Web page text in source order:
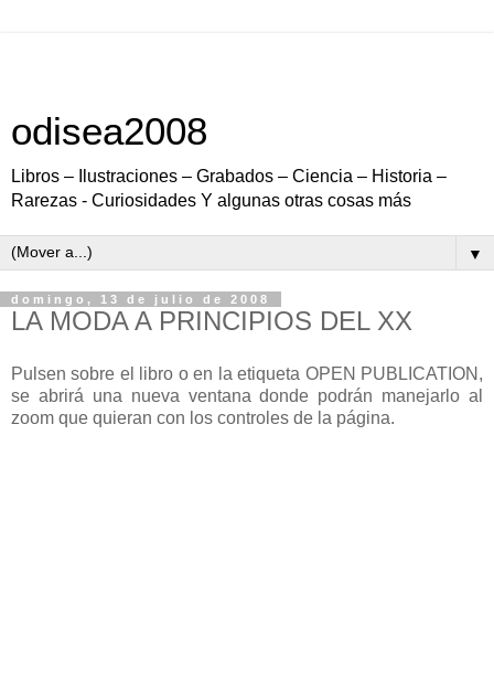
odisea2008
Libros – Ilustraciones – Grabados – Ciencia – Historia –
Rarezas - Curiosidades Y algunas otras cosas más
▼
domingo, 13 de julio de 2008
LA MODA A PRINCIPIOS DEL XX
Pulsen sobre el libro o en la etiqueta OPEN PUBLICATION,
se abrirá una nueva ventana donde podrán manejarlo al
zoom que quieran con los controles de la página.